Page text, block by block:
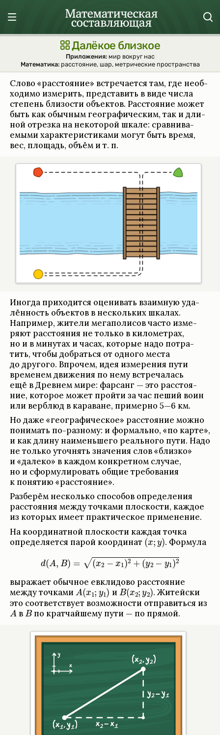
Далёкое близкое
Приложения: мир вокруг нас
Математика: расстояние, шар, метрические пространства
Слово «рас­сто­я­ние» встре­ча­ется там, где необ­
хо­димо изме­рить, пред­ста­вить в виде числа
степень бли­зо­сти объек­тов. Рас­сто­я­ние может
быть как обыч­ным географи­че­ским, так и дли­
ной отрезка на неко­то­рой шкале: срав­ни­ва­
емыми харак­те­ри­сти­ками могут быть время,
вес, площадь, объём и т. п.
Иногда при­хо­дится оце­ни­вать вза­им­ную уда­
лён­ность объек­тов в нескольких шка­лах.
Напри­мер, жители мегапо­ли­сов часто изме­
ряют рас­сто­я­ния не только в километ­рах,
но и в мину­тах и часах, кото­рые надо потра­
тить, чтобы добраться от одного места
до другого. Впро­чем, идея изме­ре­ния пути
време­нем движе­ния по нему встре­ча­лась
ещё в Древ­нем мире: фар­санг — это рас­сто­я­
ние, кото­рое может пройти за час пеший воин
или вер­блюд в кара­ване, при­мерно 5—6 км.
Но даже «географи­че­ское» рас­сто­я­ние можно
понимать по-раз­ному: и формально, «по карте»,
и как длину наименьшего реаль­ного пути. Надо
не только уточ­нять зна­че­ния слов «близко»
и «далеко» в каж­дом кон­крет­ном слу­чае,
но и сформу­ли­ро­вать общие тре­бо­ва­ния
к поня­тию «рас­сто­я­ние».
Раз­бе­рём несколько спо­со­бов опре­де­ле­ния
рас­сто­я­ния между точ­ками плос­ко­сти, каж­дое
из кото­рых имеет прак­ти­че­ское при­ме­не­ние.
На коор­ди­нат­ной плос­ко­сти каж­дая точка
опре­де­ля­ется парой коор­ди­нат
. Формула
выражает обыч­ное евкли­дово рас­сто­я­ние
между точ­ками
и .Житейски
это соот­вет­ствует возмож­но­сти отпра­виться из
в
по крат­чайшему пути — по прямой.